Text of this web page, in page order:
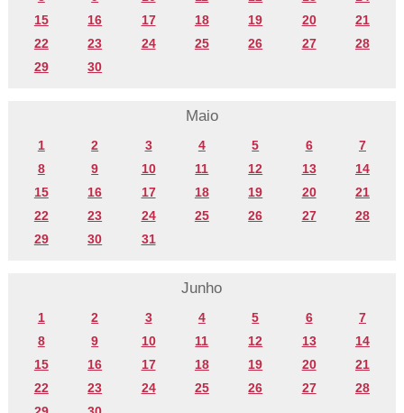
15
16 17 18 19 20
21
22
23 24 25 26 27
28
29
30
Maio
1 2 3 4 5 6
7
8
9 10 11 12 13
14
15
16 17 18 19 20
21
22
23 24 25 26 27
28
29
30 31
Junho
1 2 3 4 5 6
7
8
9 10 11 12 13
14
15
16 17 18 19 20
21
22
23 24 25 26 27
28